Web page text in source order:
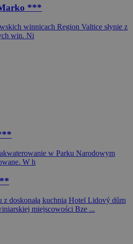
Marko ***
winnicach Region Valtice słynie z
win. Ni
w Parku Narodowym
W h
doskonałą kuchnią Hotel Lidový dům
miejscowości Bze ...